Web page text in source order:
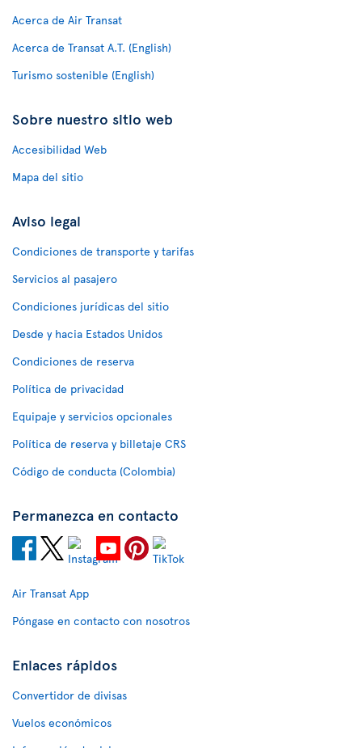
Acerca de Air Transat
Acerca de Transat A.T. (English)
Turismo sostenible (English)
Sobre nuestro sitio web
Accesibilidad Web
Mapa del sitio
Aviso legal
Condiciones de transporte y tarifas
Servicios al pasajero
Condiciones jurídicas del sitio
Desde y hacia Estados Unidos
Condiciones de reserva
Política de privacidad
Equipaje y servicios opcionales
Política de reserva y billetaje CRS
Código de conducta (Colombia)
Permanezca en contacto
Air Transat App
Póngase en contacto con nosotros
Enlaces rápidos
Convertidor de divisas
Vuelos económicos